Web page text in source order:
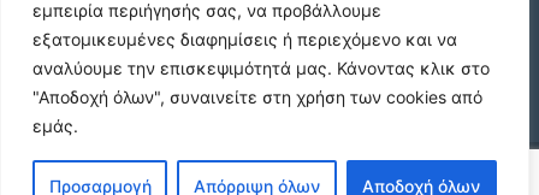
εμπειρία περιήγησής σας, να προβάλλουμε
εξατομικευμένες διαφημίσεις ή περιεχόμενο και να
αναλύουμε την επισκεψιμότητά μας. Κάνοντας κλικ στο
"Αποδοχή όλων", συναινείτε στη χρήση των cookies από
εμάς.
Προσαρμογή Απόρριψη όλων Αποδοχή όλων
Κωδικος ακινητου Μ480 καταστημα στον
Ευοσμο
€500 /μήνα
© 2026 agx.gr. All rights reserved.